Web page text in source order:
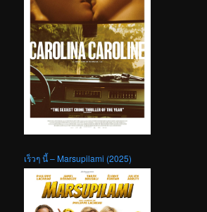
เร็วๆ นี้ – Marsupilami (2025)